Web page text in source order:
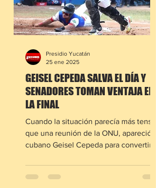
GEISEL CEPEDA SALVA EL DÍA Y
SENADORES TOMAN VENTAJA EN
LA FINAL
Cuando la situación parecía más tensa
que una reunión de la ONU, apareció el
cubano Geisel Cepeda para convertirse
Presidio Yucatán
25 ene 2025